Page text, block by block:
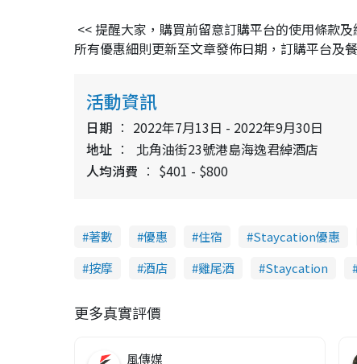
<< 提醒大家，購買前留意訂購平台的使用條款
所有優惠細則更新至文章發佈日期，訂購平台及
活動資訊
日期
2022年7月13日 - 2022年9月30日
地址
北角油街23號港島海逸君綽酒店
人均消費
$401 - $800
著數 優惠 住宿 Staycation優惠
按摩
酒店 雞尾酒 Staycation
更多真實評價
風傳媒